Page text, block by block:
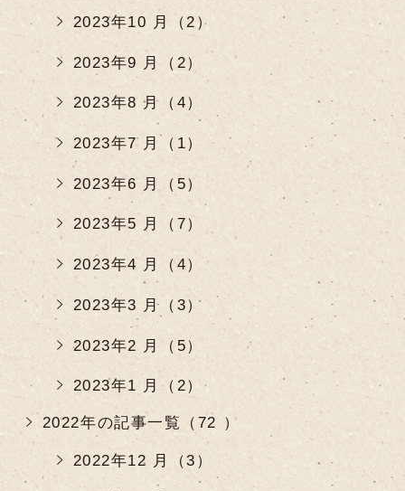
2023年10 月（2）
2023年9 月（2）
2023年8 月（4）
2023年7 月（1）
2023年6 月（5）
2023年5 月（7）
2023年4 月（4）
2023年3 月（3）
2023年2 月（5）
2023年1 月（2）
2022年の記事一覧（72 ）
2022年12 月（3）